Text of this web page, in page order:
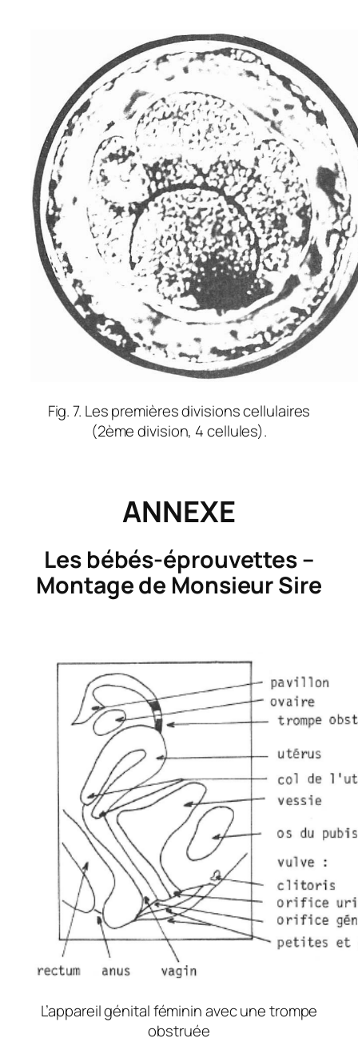
Fig. 7. Les premières divisions cellulaires
(2ème division, 4 cellules).
ANNEXE
Les bébés-éprouvettes –
Montage de Monsieur Sire
L’appareil génital féminin avec une trompe
obstruée